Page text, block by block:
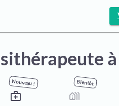
Nouveau !
medical_services
Bientôt
holiday_village